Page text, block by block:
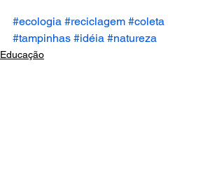
#ecologia #reciclagem #coleta
#tampinhas #idéia #natureza
Educação